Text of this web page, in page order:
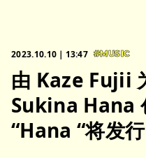
2023.10.10｜13:47 #MUSIC
由 Kaze Fujii
Sukina Hana
“Hana “将发行